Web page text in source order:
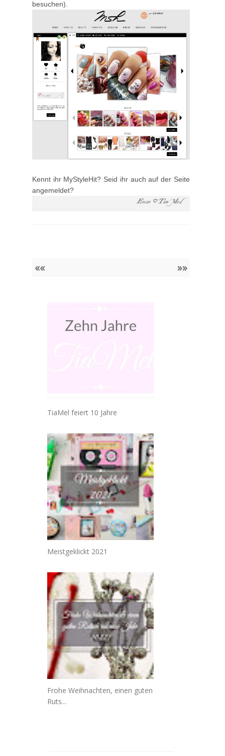
besuchen).
Kennt ihr MyStyleHit? Seid ihr auch auf der Seite
angemeldet?
«« »»
TiaMel feiert 10 Jahre
Meistgeklickt 2021
Frohe Weihnachten, einen guten
Ruts...